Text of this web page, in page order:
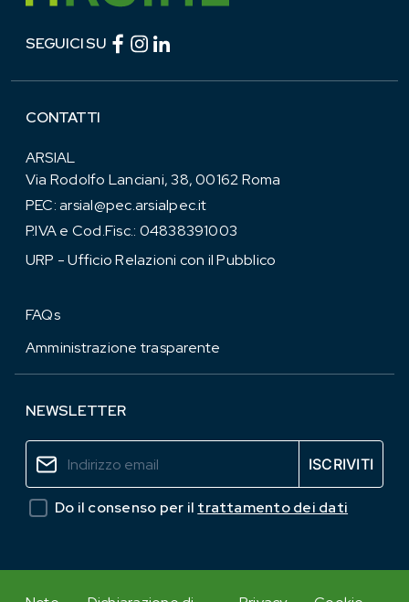
SEGUICI SU Facebook (link esterno)
Instagram (link esterno)
CONTATTI
ARSIAL
Via Rodolfo Lanciani, 38, 00162 Roma
PEC:arsial@pec.arsialpec.it
P.IVA e Cod.Fisc.: 04838391003
URP - Ufficio Relazioni con il Pubblico
FAQs
Amministrazione trasparente
NEWSLETTER
Do il consenso per il trattamento dei dati